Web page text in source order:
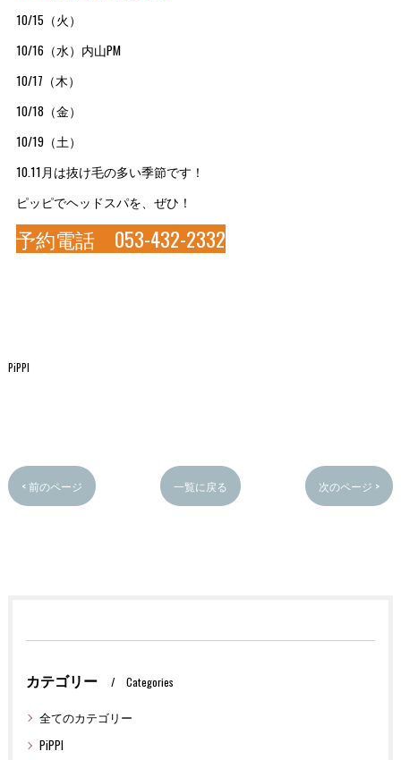
10/15（火）
10/16（水）内山PM
10/17（木）
10/18（金）
10/19（土）
10.11月は抜け毛の多い季節です！
ピッピでヘッドスパを、ぜひ！
予約電話 053-432-2332
PiPPI
< 前のページ 一覧に戻る 次のページ >
カテゴリー Categories
全てのカテゴリー
PiPPI